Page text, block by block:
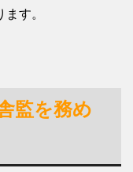
す。
監を務め